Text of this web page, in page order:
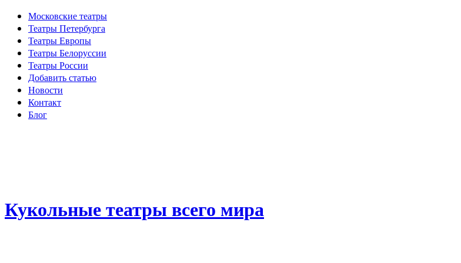
Московские театры
Театры Петербурга
Театры Европы
Театры Белоруссии
Театры России
Добавить статью
Новости
Контакт
Блог
Кукольные театры всего мира